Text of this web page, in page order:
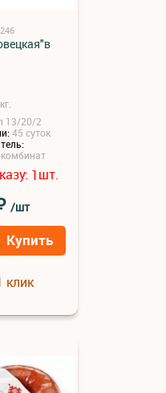
13/20/2
45 суток
1шт.
/шт
Купить
клик